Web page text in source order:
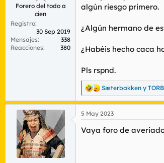
m
o
Forero del todo a
cien
Registro
30 Sep 2019
Mensajes
338
Reacciones
380
algún riesgo primero.
¿Algún hermano de
¿Habéis hecho caca
Pls rspnd.
R
e
a
c
i
Sæterbakken y
5 May 2023
Vaya foro de